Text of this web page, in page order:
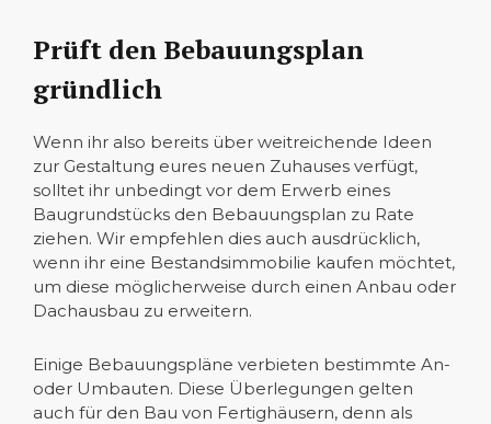
Prüft den Bebauungsplan
gründlich
Wenn ihr also bereits über weitreichende Ideen
zur Gestaltung eures neuen Zuhauses verfügt,
solltet ihr unbedingt vor dem Erwerb eines
Baugrundstücks den Bebauungsplan zu Rate
ziehen. Wir empfehlen dies auch ausdrücklich,
wenn ihr eine Bestandsimmobilie kaufen möchtet,
um diese möglicherweise durch einen Anbau oder
Dachausbau zu erweitern.
Einige Bebauungspläne verbieten bestimmte An-
oder Umbauten. Diese Überlegungen gelten
auch für den Bau von Fertighäusern, denn als